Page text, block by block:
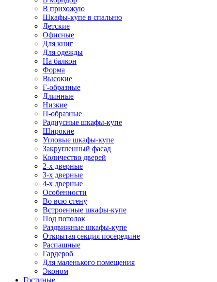
В прихожую
Шкафы-купе в спальню
Детские
Офисные
Для книг
Для одежды
На балкон
Форма
Высокие
Г-образные
Длинные
Низкие
П-образные
Радиусные шкафы-купе
Широкие
Угловые шкафы-купе
Закругленный фасад
Количество дверей
2-х дверные
3-х дверные
4-х дверные
Особенности
Во всю стену
Встроенные шкафы-купе
Под потолок
Раздвижные шкафы-купе
Открытая секция посередине
Распашные
Гардероб
Для маленького помещения
Эконом
Гостиные